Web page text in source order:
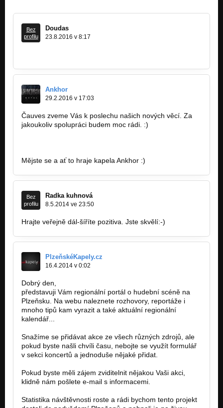
Bez
profilu
Doudas
23.8.2016 v 8:17
Ankhor
29.2.2016 v 17:03
Čauves zveme Vás k poslechu našich nových věcí. Za
jakoukoliv spolupráci budem moc rádi. :)
Mějste se a ať to hraje kapela Ankhor :)
Bez
profilu
Radka kuhnová
8.5.2014 ve 23:50
Hrajte veřejně dál-šíříte pozitiva. Jste skvělí:-)
PlzeňskéKapely.cz
16.4.2014 v 0:02
Dobrý den,
představuji Vám regionální portál o hudební scéně na
Plzeňsku. Na webu naleznete rozhovory, reportáže i
mnoho tipů kam vyrazit a také aktuální regionální
kalendář...
Snažíme se přidávat akce ze všech různých zdrojů, ale
pokud byste našli chvíli času, nebojte se využít formulář
v sekci koncertů a jednoduše nějaké přidat.
Pokud byste měli zájem zviditelnit nějakou Vaši akci,
klidně nám pošlete e-mail s informacemi.
Statistika návštěvnosti roste a rádi bychom tento projekt